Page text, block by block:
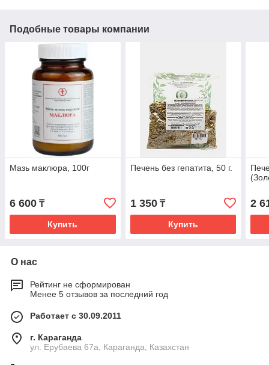
Подобные товары компании
Мазь маклюра, 100г
6 600 ₸
Купить
Печень без гепатита, 50 г.
1 350₸
Купить
2
О нас
Рейтинг не сформирован
Менее 5 отзывов за последний год
Работает с 30.09.2011
г. Караганда
ул. Ерубаева 67а, Караганда, Казахстан